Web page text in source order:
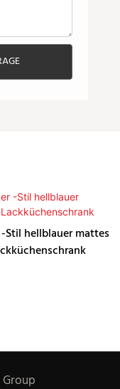
-Stil hellblauer mattes